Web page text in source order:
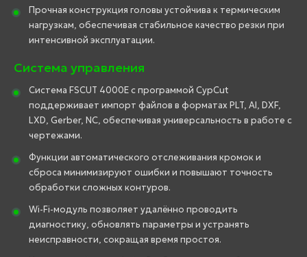
Прочная конструкция головы устойчива к термическим
нагрузкам, обеспечивая стабильное качество резки при
интенсивной эксплуатации.
Система управления
Система FSCUT 4000E с программой CypCut
поддерживает импорт файлов в форматах PLT, AI, DXF,
LXD, Gerber, NC, обеспечивая универсальность в работе с
чертежами.
Функции автоматического отслеживания кромок и
сброса минимизируют ошибки и повышают точность
обработки сложных контуров.
Wi-Fi-модуль позволяет удалённо проводить
диагностику, обновлять параметры и устранять
неисправности, сокращая время простоя.